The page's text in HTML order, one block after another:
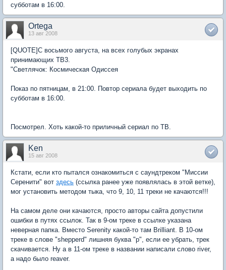
субботам в 16:00.
Ortega
13 авг 2008
[QUOTE]С восьмого августа, на всех голубых экранах
принимающих ТВ3.
"Светлячок: Космическая Одиссея
Показ по пятницам, в 21:00. Повтор сериала будет выходить по
субботам в 16:00.
Посмотрел. Хоть какой-то приличный сериал по ТВ.
Ken
15 авг 2008
Кстати, если кто пытался ознакомиться с саундтреком "Миссии
Серенити" вот здесь (ссылка ранее уже появлялась в этой ветке),
мог установить методом тыка, что 9, 10, 11 треки не качаются!!!
На самом деле они качаются, просто авторы сайта допустили
ошибки в путях ссылок. Так в 9-ом треке в ссылке указана
неверная папка. Вместо Serenity какой-то там Brilliant. В 10-ом
треке в слове "shepperd" лишняя буква "p", если ее убрать, трек
скачивается. Ну а в 11-ом треке в названии написали слово river,
а надо было reaver.